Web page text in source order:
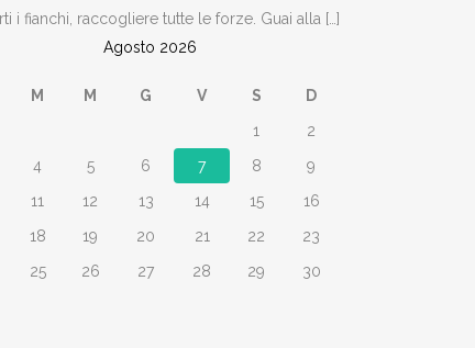
i fianchi, raccogliere tutte le forze. Guai alla […]
Agosto 2026
M M G V S
D
1
2
4 5 6 7 8
9
11 12 13 14 15
16
18 19 20 21 22
23
25 26 27 28 29
30